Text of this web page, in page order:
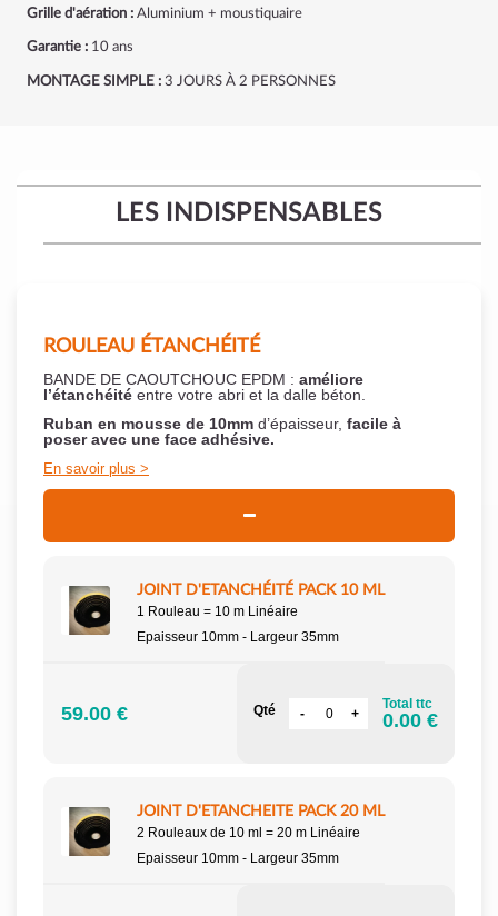
Grille d'aération : Aluminium + moustiquaire
Garantie : 10 ans
MONTAGE SIMPLE : 3 JOURS À 2 PERSONNES
LES INDISPENSABLES
ROULEAU ÉTANCHÉITÉ
BANDE DE CAOUTCHOUC EPDM : améliore
l’étanchéité entre votre abri et la dalle béton.
Ruban en mousse de 10mm d’épaisseur, facile à
poser avec une face adhésive.
En savoir plus
JOINT D'ETANCHÉITÉ PACK 10 ML
1 Rouleau = 10 m Linéaire
Epaisseur 10mm - Largeur 35mm
59.00 € Qté Total ttc
0.00 €
JOINT D'ETANCHEITE PACK 20 ML
2 Rouleaux de 10 ml = 20 m Linéaire
Epaisseur 10mm - Largeur 35mm